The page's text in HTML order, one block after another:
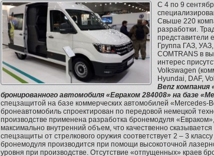
C 4 по 9
Свыше 220
разработки.
представители
Группа ГАЗ,
COMTRANS в
интерес
Volkswagen
Hyundai, DAF,
Benz компания
бронированного автомобиля «Евраком 284008» на базе
спецзащитой на базе коммерческих автомобилей
бронеавтомобиль спроектирован по передовой немецкой
производстве применена разработка бронемодуля
максимально внутренний объем, что качественно
спецзащиты от стрелкового оружия соответствует 2 – 3
бронемодуля производится при помощи высокоточной
уровня при производстве. Отсутствие «отпущенных» краев